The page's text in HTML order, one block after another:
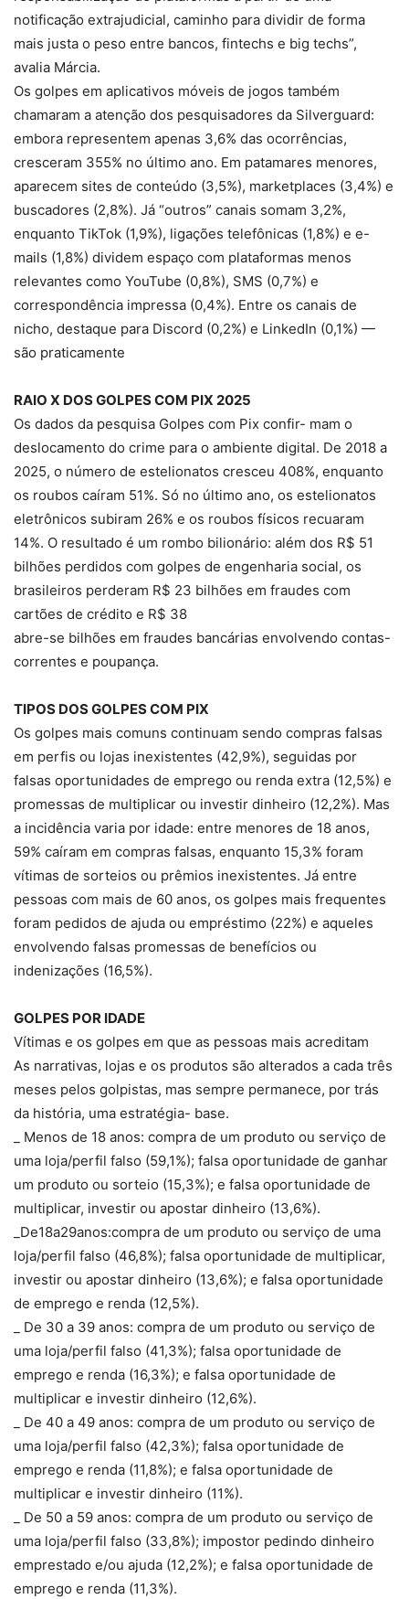
notificação extrajudicial, caminho para dividir de forma
mais justa o peso entre bancos, fintechs e big techs”,
avalia Márcia.
Os golpes em aplicativos móveis de jogos também
chamaram a atenção dos pesquisadores da Silverguard:
embora representem apenas 3,6% das ocorrências,
cresceram 355% no último ano. Em patamares menores,
aparecem sites de conteúdo (3,5%), marketplaces (3,4%) e
buscadores (2,8%). Já “outros” canais somam 3,2%,
enquanto TikTok (1,9%), ligações telefônicas (1,8%) e e-
mails (1,8%) dividem espaço com plataformas menos
relevantes como YouTube (0,8%), SMS (0,7%) e
correspondência impressa (0,4%). Entre os canais de
nicho, destaque para Discord (0,2%) e LinkedIn (0,1%) —
são praticamente
RAIO X DOS GOLPES COM PIX 2025
Os dados da pesquisa Golpes com Pix confir- mam o
deslocamento do crime para o ambiente digital. De 2018 a
2025, o número de estelionatos cresceu 408%, enquanto
os roubos caíram 51%. Só no último ano, os estelionatos
eletrônicos subiram 26% e os roubos físicos recuaram
14%. O resultado é um rombo bilionário: além dos R$ 51
bilhões perdidos com golpes de engenharia social, os
brasileiros perderam R$ 23 bilhões em fraudes com
cartões de crédito e R$ 38
abre-se bilhões em fraudes bancárias envolvendo contas-
correntes e poupança.
TIPOS DOS GOLPES COM PIX
Os golpes mais comuns continuam sendo compras falsas
em perfis ou lojas inexistentes (42,9%), seguidas por
falsas oportunidades de emprego ou renda extra (12,5%) e
promessas de multiplicar ou investir dinheiro (12,2%). Mas
a incidência varia por idade: entre menores de 18 anos,
59% caíram em compras falsas, enquanto 15,3% foram
vítimas de sorteios ou prêmios inexistentes. Já entre
pessoas com mais de 60 anos, os golpes mais frequentes
foram pedidos de ajuda ou empréstimo (22%) e aqueles
envolvendo falsas promessas de benefícios ou
indenizações (16,5%).
GOLPES POR IDADE
Vítimas e os golpes em que as pessoas mais acreditam
As narrativas, lojas e os produtos são alterados a cada três
meses pelos golpistas, mas sempre permanece, por trás
da história, uma estratégia- base.
_ Menos de 18 anos: compra de um produto ou serviço de
uma loja/perfil falso (59,1%); falsa oportunidade de ganhar
um produto ou sorteio (15,3%); e falsa oportunidade de
multiplicar, investir ou apostar dinheiro (13,6%).
_De18a29anos:compra de um produto ou serviço de uma
loja/perfil falso (46,8%); falsa oportunidade de multiplicar,
investir ou apostar dinheiro (13,6%); e falsa oportunidade
de emprego e renda (12,5%).
_ De 30 a 39 anos: compra de um produto ou serviço de
uma loja/perfil falso (41,3%); falsa oportunidade de
emprego e renda (16,3%); e falsa oportunidade de
multiplicar e investir dinheiro (12,6%).
_ De 40 a 49 anos: compra de um produto ou serviço de
uma loja/perfil falso (42,3%); falsa oportunidade de
emprego e renda (11,8%); e falsa oportunidade de
multiplicar e investir dinheiro (11%).
_ De 50 a 59 anos: compra de um produto ou serviço de
uma loja/perfil falso (33,8%); impostor pedindo dinheiro
emprestado e/ou ajuda (12,2%); e falsa oportunidade de
emprego e renda (11,3%).